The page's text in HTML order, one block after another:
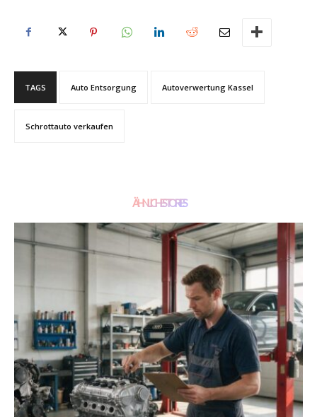
TAGS Auto Entsorgung Autoverwertung Kassel
Schrottauto verkaufen
ÄHNLICHE STORIES